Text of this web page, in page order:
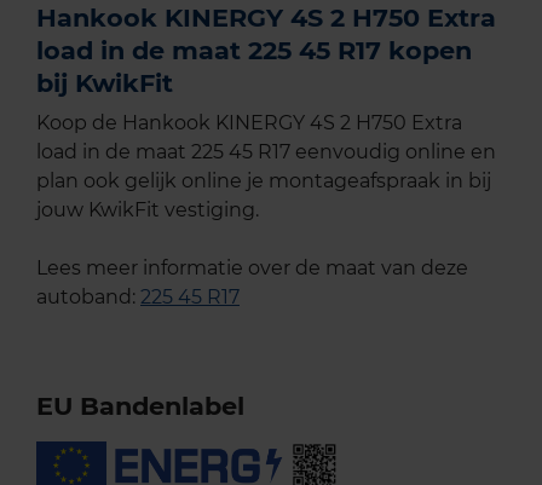
Hankook KINERGY 4S 2 H750 Extra
load in de maat 225 45 R17 kopen
bij KwikFit
Koop de Hankook KINERGY 4S 2 H750 Extra
load in de maat 225 45 R17 eenvoudig online en
plan ook gelijk online je montageafspraak in bij
jouw KwikFit vestiging.
Lees meer informatie over de maat van deze
autoband: 225 45 R17
EU Bandenlabel